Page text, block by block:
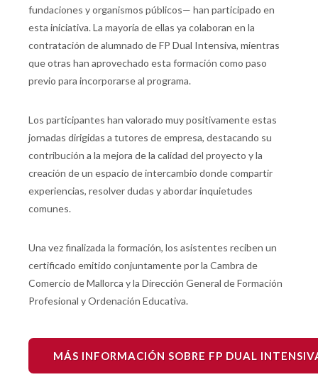
fundaciones y organismos públicos— han participado en
esta iniciativa. La mayoría de ellas ya colaboran en la
contratación de alumnado de FP Dual Intensiva, mientras
que otras han aprovechado esta formación como paso
previo para incorporarse al programa.
Los participantes han valorado muy positivamente estas
jornadas dirigidas a tutores de empresa, destacando su
contribución a la mejora de la calidad del proyecto y la
creación de un espacio de intercambio donde compartir
experiencias, resolver dudas y abordar inquietudes
comunes.
Una vez finalizada la formación, los asistentes reciben un
certificado emitido conjuntamente por la Cambra de
Comercio de Mallorca y la Dirección General de Formación
Profesional y Ordenación Educativa.
MÁS INFORMACIÓN SOBRE FP DUAL